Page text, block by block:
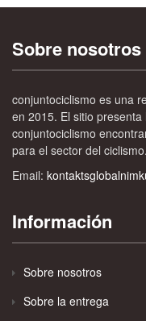
Sobre nosotros
conjuntociclismo es una
en 2015. El sitio
conjuntociclismo
para el sector del ciclismo.
Email:
Información
Sobre nosotros
Sobre la entrega